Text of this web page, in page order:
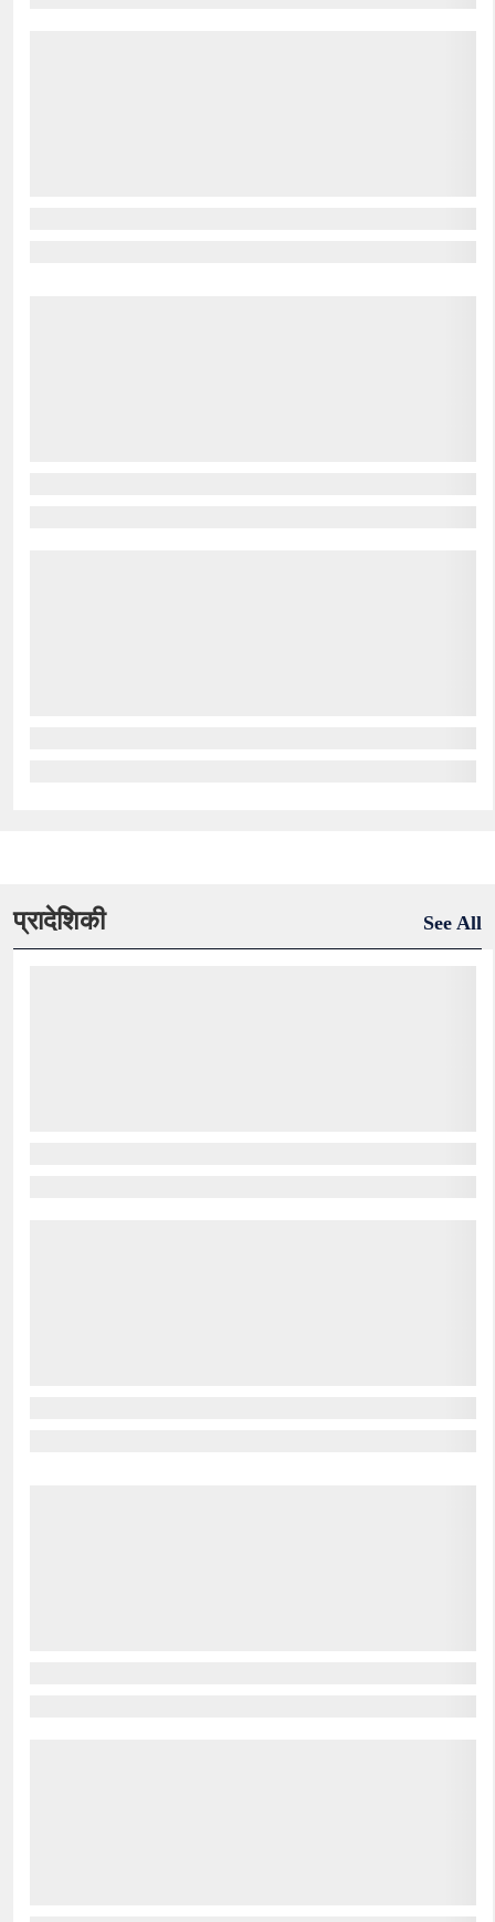
प्रादेशिकी See All